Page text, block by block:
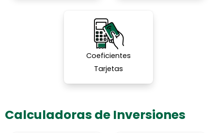
Coeficientes
Tarjetas
Calculadoras de Inversiones